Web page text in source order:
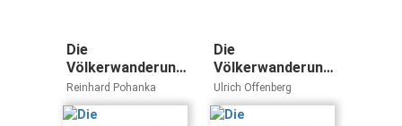
Die
Völkerwanderung:
Von der
Spätantike bis ins
Frühmittelalter |
Reinhard Pohanka
Die
Völkerwanderung:
Europa in Aufruhr
(Road University
Taschenbuch)
Ulrich Offenberg